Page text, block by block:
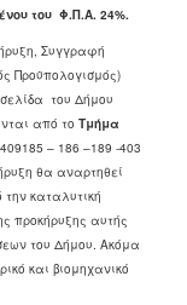
του Φ.Π.Α. 24%.
Συγγραφή
Προϋπολογισμός)
του Δήμου
από το Τμήμα
– 186 –189 -403
θα αναρτηθεί
καταλυτική
προκήρυξης αυτής
του Δήμου. Ακόμα
και βιομηχανικό